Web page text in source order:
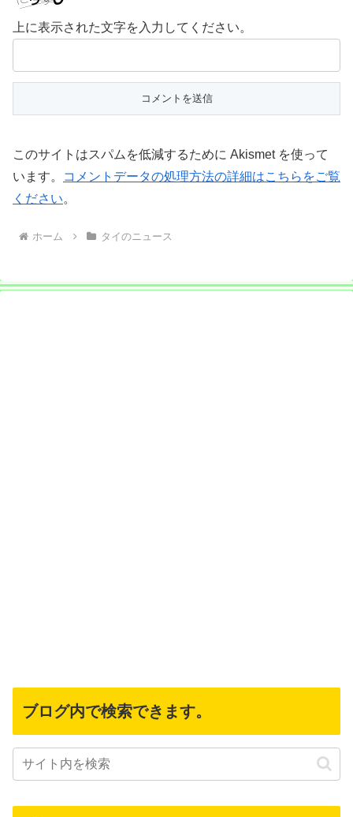
上に表示された文字を入力してください。
このサイトはスパムを低減するために Akismet を使って
います。
コメントデータの処理方法の詳細はこちらをご覧
ください。
ホーム タイのニュース
ブログ内で検索できます。